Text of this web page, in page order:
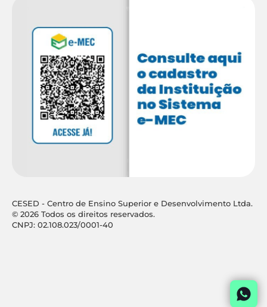
CESED - Centro de Ensino Superior e Desenvolvimento Ltda.
© 2026 Todos os direitos reservados.
CNPJ: 02.108.023/0001-40